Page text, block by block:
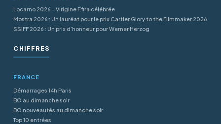
Locarno 2026 - Virigine Efira célébrée
Mostra 2026 : Un lauréat pour le prix Cartier Glory to the Filmmaker 2026
SSIFF 2026 : Un prix d’honneur pour Werner Herzog
CHIFFRES
FRANCE
Démarrages 14h Paris
BO au dimanche soir
BO nouveautés au dimanche soir
Top 10 entrées